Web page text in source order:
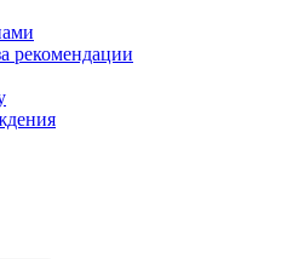
рекомендации